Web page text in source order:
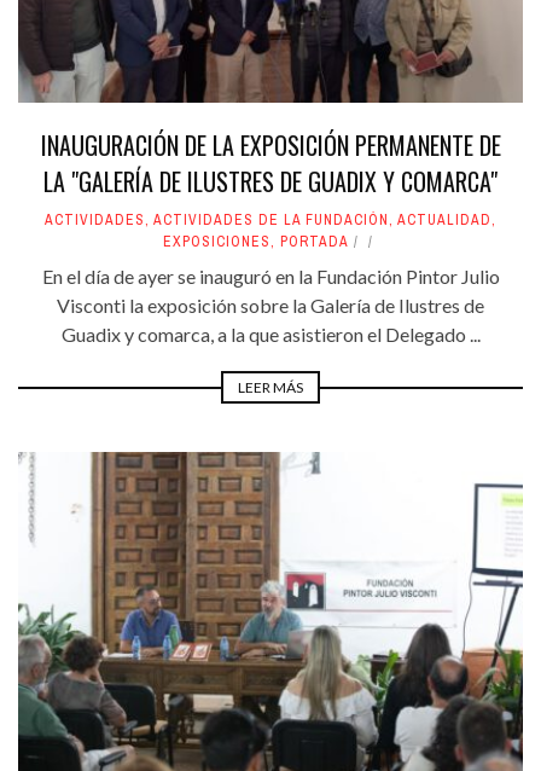
INAUGURACIÓN DE LA EXPOSICIÓN PERMANENTE DE
LA "GALERÍA DE ILUSTRES DE GUADIX Y COMARCA"
ACTIVIDADES, ACTIVIDADES DE LA FUNDACIÓN, ACTUALIDAD,
EXPOSICIONES, PORTADA
En el día de ayer se inauguró en la Fundación Pintor Julio
Visconti la exposición sobre la Galería de Ilustres de
Guadix y comarca, a la que asistieron el Delegado ...
LEER MÁS